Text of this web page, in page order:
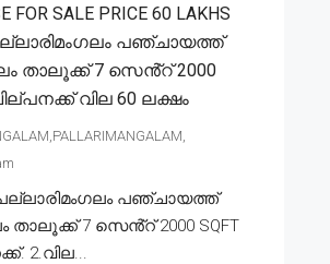
FOR SALE PRICE 60 LAKHS
പഞ്ചായത്ത്
താലൂക്ക് 7 സെൻ്റ് 2000
വില 60 ലക്ഷം
പഞ്ചായത്ത്
7 സെൻ്റ് 2000 SQFT
2.വില...